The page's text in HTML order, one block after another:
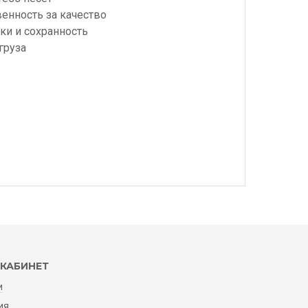
за качество
и сохранность